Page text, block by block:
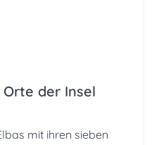
der Insel
mit ihren sieben